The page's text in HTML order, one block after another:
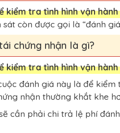
kiểm tra tình hình vận hành
còn được gọi là “đánh
chứng nhận là gì?
kiểm tra tình hình vận
đánh giá này là để
nhận thường khắt khe
cần phải chi trả lệ phí